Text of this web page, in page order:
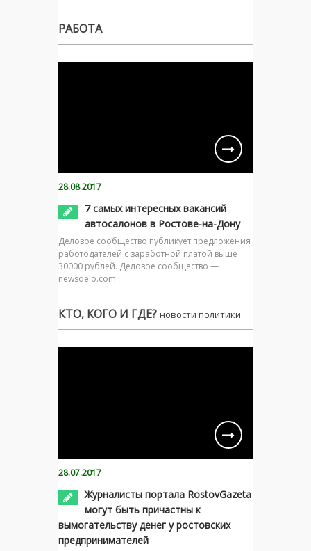
РАБОТА
28.08.2017
7 самых интересных вакансий
автосалонов в Ростове-на-Дону
Деловое сообщество публикует предложения
работодателей с заработной платой выше
30000 рублей. Деловое сообщество —
newsdelo.com
КТО, КОГО И ГДЕ? новости политики
28.07.2017
Журналисты портала RostovGazeta
могут быть причастны к
вымогательству денег у ростовских
предпринимателей